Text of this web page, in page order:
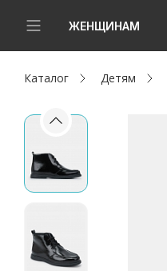
ЖЕНЩИНАМ
Новинки
Женщинам
Мужчинам
Капсула
Каталог Детям